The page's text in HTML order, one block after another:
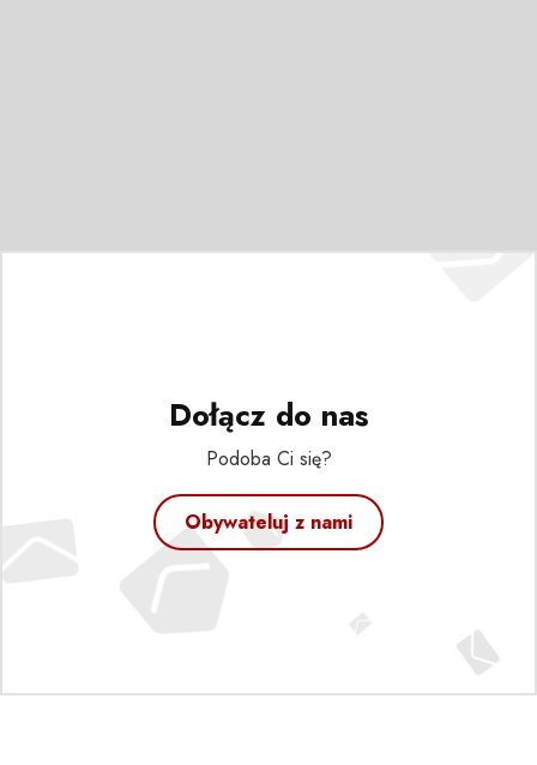
Dołącz do nas
Podoba Ci się?
Obywateluj z nami